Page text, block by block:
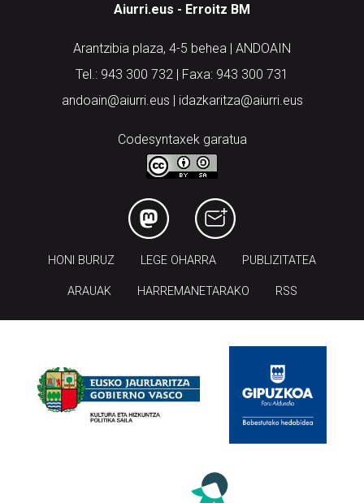
Aiurri.eus - Erroitz BM
Arantzibia plaza, 4-5 behea | ANDOAIN
Tel.: 943 300 732 | Faxa: 943 300 731
andoain@aiurri.eus | idazkaritza@aiurri.eus
Codesyntaxek garatua
HONI BURUZ LEGE OHARRA PUBLIZITATEA
ARAUAK HARREMANETARAKO RSS